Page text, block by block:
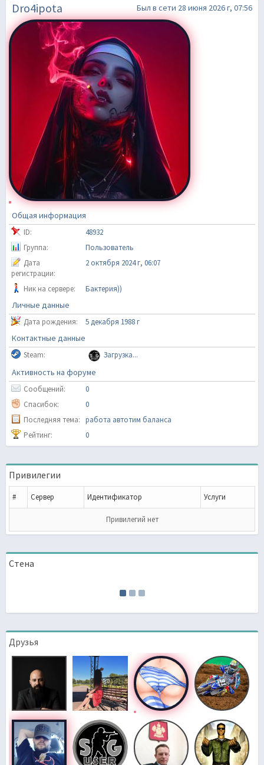
Dro4ipota Был в сети 28 июня 2026 г, 07:56
Общая информация
ID:
48932
Группа:
Пользователь
Дата
регистрации:
2 октября 2024 г, 06:07
Ник на сервере: Бактерия))
Личные данные
Дата рождения: 5 декабря 1988 г
Контактные данные
Steam: Загрузка...
Активность на форуме
Сообщений:
0
Спасибок:
0
Последняя тема: работа автотим баланса
Рейтинг:
0
Привилегии
# Сервер Идентификатор Услуги
Привилегий нет
Стена
Друзья